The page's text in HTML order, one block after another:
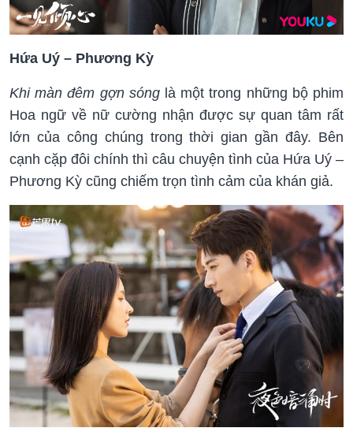
Hứa Uý – Phương Kỳ
Khi màn đêm gợn sóng là một trong những bộ phim
Hoa ngữ về nữ cường nhận được sự quan tâm rất
lớn của công chúng trong thời gian gần đây. Bên
cạnh cặp đôi chính thì câu chuyện tình của Hứa Uý –
Phương Kỳ cũng chiếm trọn tình cảm của khán giả.